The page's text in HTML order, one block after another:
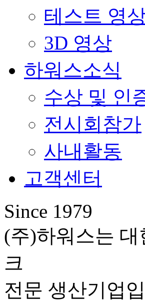
테스트 영
3D 영상
하워스소식
수상 및 인
전시회참가
사내활동
고객센터
Since 1979
(주)하워스는
크
전문 생산기업